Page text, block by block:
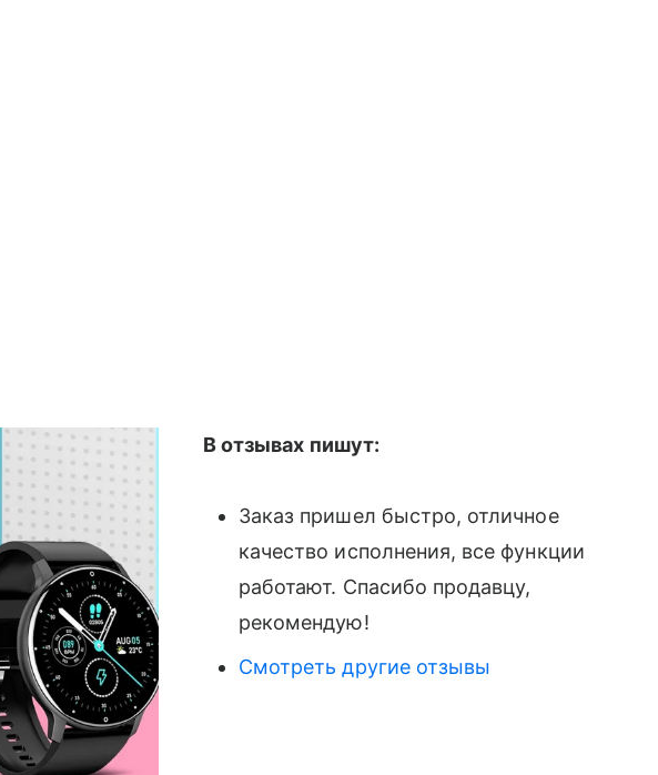
В отзывах пишут:
Заказ пришел быстро, отличное
качество исполнения, все функции
работают. Спасибо продавцу,
рекомендую!
Смотреть другие отзывы